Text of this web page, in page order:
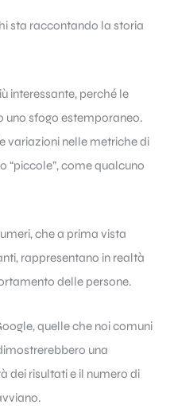
sta raccontando la storia
interessante, perché le
uno sfogo estemporaneo.
variazioni nelle metriche di
“piccole”, come qualcuno
che a prima vista
rappresentano in realtà
delle persone.
quelle che noi comuni
una
dei risultati e il numero di